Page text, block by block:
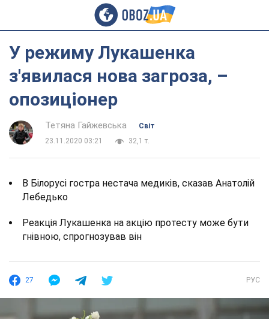
У режиму Лукашенка
з'явилася нова загроза, –
опозиціонер
Тетяна Гайжевська
Світ
23.11.2020 03:21
32,1 т.
В Білорусі гостра нестача медиків, сказав Анатолій
Лебедько
Реакція Лукашенка на акцію протесту може бути
гнівною, спрогнозував він
27 РУС